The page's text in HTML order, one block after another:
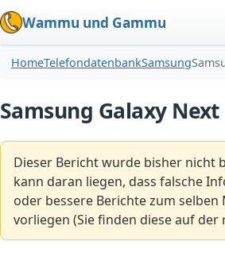
Wammu und Gammu
HomeTelefondatenbankSamsung
Samsung Galaxy Next
Dieser Bericht wurde bisher nicht
kann daran liegen, dass falsche
oder bessere Berichte zum selben
vorliegen (Sie finden diese auf der